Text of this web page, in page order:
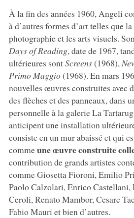
À la fin des années 1960, Angeli
à d’autres formes d’art telles que
photographie et les arts visuels.
Days of Reading, date de 1967,
ultérieures sontScreens(1968),
Primo Maggio(1968). En mars
nouvelles œuvres construites avec
des flèches et des panneaux, dans
personnelle à la galerie La
anticipent une installation
consiste en un mur abaissé et qui
commeune œuvre construite
contribution de grands artistes
comme Giosetta Fioroni, Emilio
Paolo Calzolari, Enrico Castellani,
Ceroli, Renato Mambor, Cesare
Fabio Mauri et bien d’autres.